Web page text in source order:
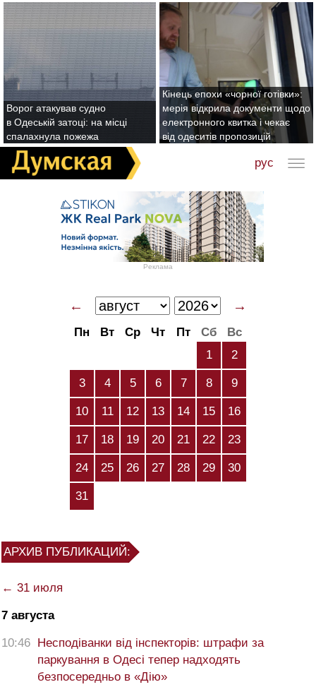
Ворог атакував судно
в Одеській затоці: на місці
спалахнула пожежа
Кінець епохи «чорної готівки»:
мерія відкрила документи щодо
електронного квитка і чекає
від одеситів пропозицій
рус
Реклама
← →
Пн Вт Ср Чт Пт Сб
Вс
1
2
3 4 5 6 7 8 9
10 11 12 13 14 15 16
17 18 19 20 21 22 23
24 25 26 27 28 29 30
31
АРХИВ ПУБЛИКАЦИЙ:
← 31 июля
7 августа
10:46 Несподіванки від інспекторів: штрафи за
паркування в Одесі тепер надходять
безпосередньо в «Дію»